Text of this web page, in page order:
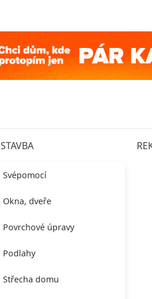
STAVBA
Svépomocí
Okna, dveře
Povrchové úpravy
Podlahy
Střecha domu